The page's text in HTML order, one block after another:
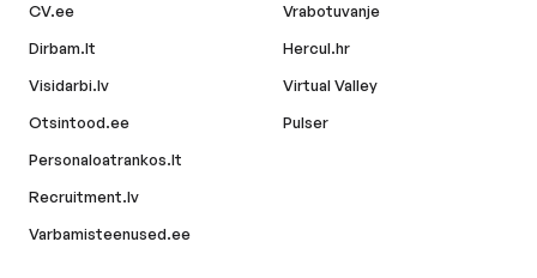
CV.ee
Dirbam.lt
Visidarbi.lv
Otsintood.ee
Personaloatrankos.lt
Recruitment.lv
Varbamisteenused.ee
Vrabotuvanje
Hercul.hr
Virtual Valley
Pulser